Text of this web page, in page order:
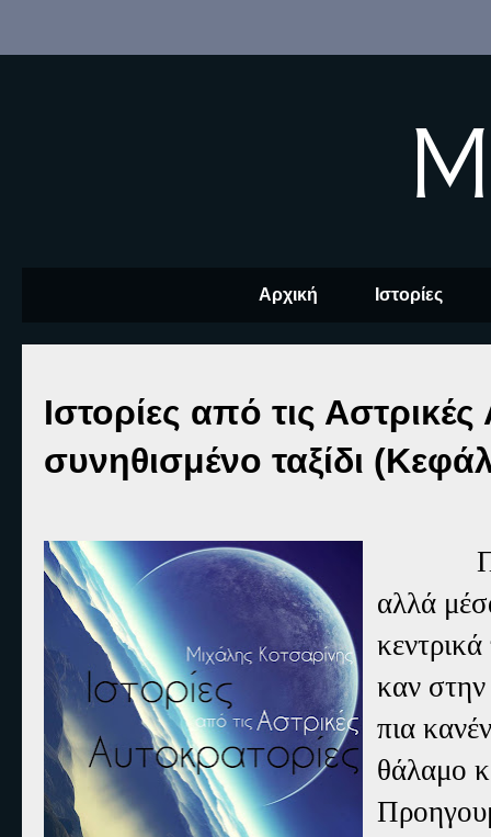
Αρχική Ιστορίες
Ιστορίες από τις
συνηθισμένο ταξίδι
αλλά
καν στην
πια
θάλαμο